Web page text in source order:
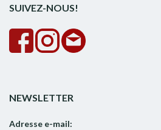
SUIVEZ-NOUS!
NEWSLETTER
Adresse e-mail: